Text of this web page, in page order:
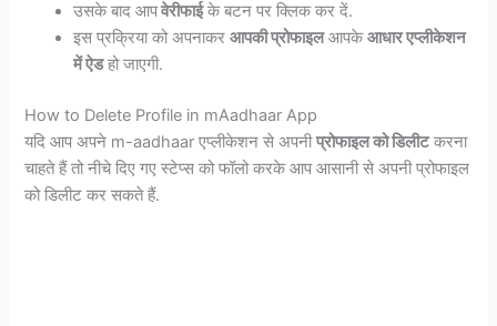
उसके बाद आपवेरीफाईके बटन पर क्लिक कर दें.
इस प्रक्रिया को अपनाकरआपकी प्रोफाइलआपकेआधार एप्लीकेशन
में ऐडहो जाएगी.
How to Delete Profile in mAadhaar App
यदि आप अपने m-aadhaar एप्लीकेशन से अपनीप्रोफाइल को डिलीटकरना
चाहते हैं तो नीचे दिए गए स्टेप्स को फॉलो करके आप आसानी से अपनी प्रोफाइल
को डिलीट कर सकते हैं.